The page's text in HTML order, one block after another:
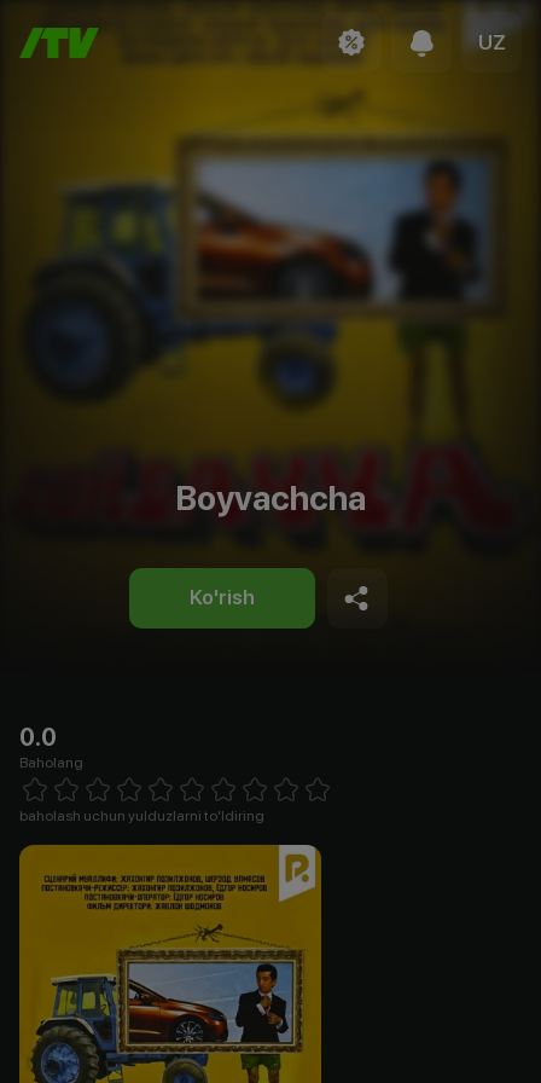
UZ
Boyvachcha
Ko'rish
0.0
Baholang
1 Star 2 Stars 3 Stars 4 Stars5 Stars 6 Stars7 Stars8 Stars
baholash uchun yulduzlarni to'ldiring